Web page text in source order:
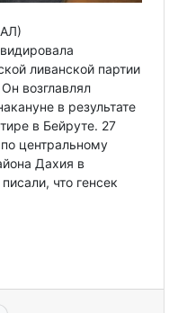
ливанской партии
возглавлял
в результате
в Бейруте. 27
центральному
Дахия в
что генсек